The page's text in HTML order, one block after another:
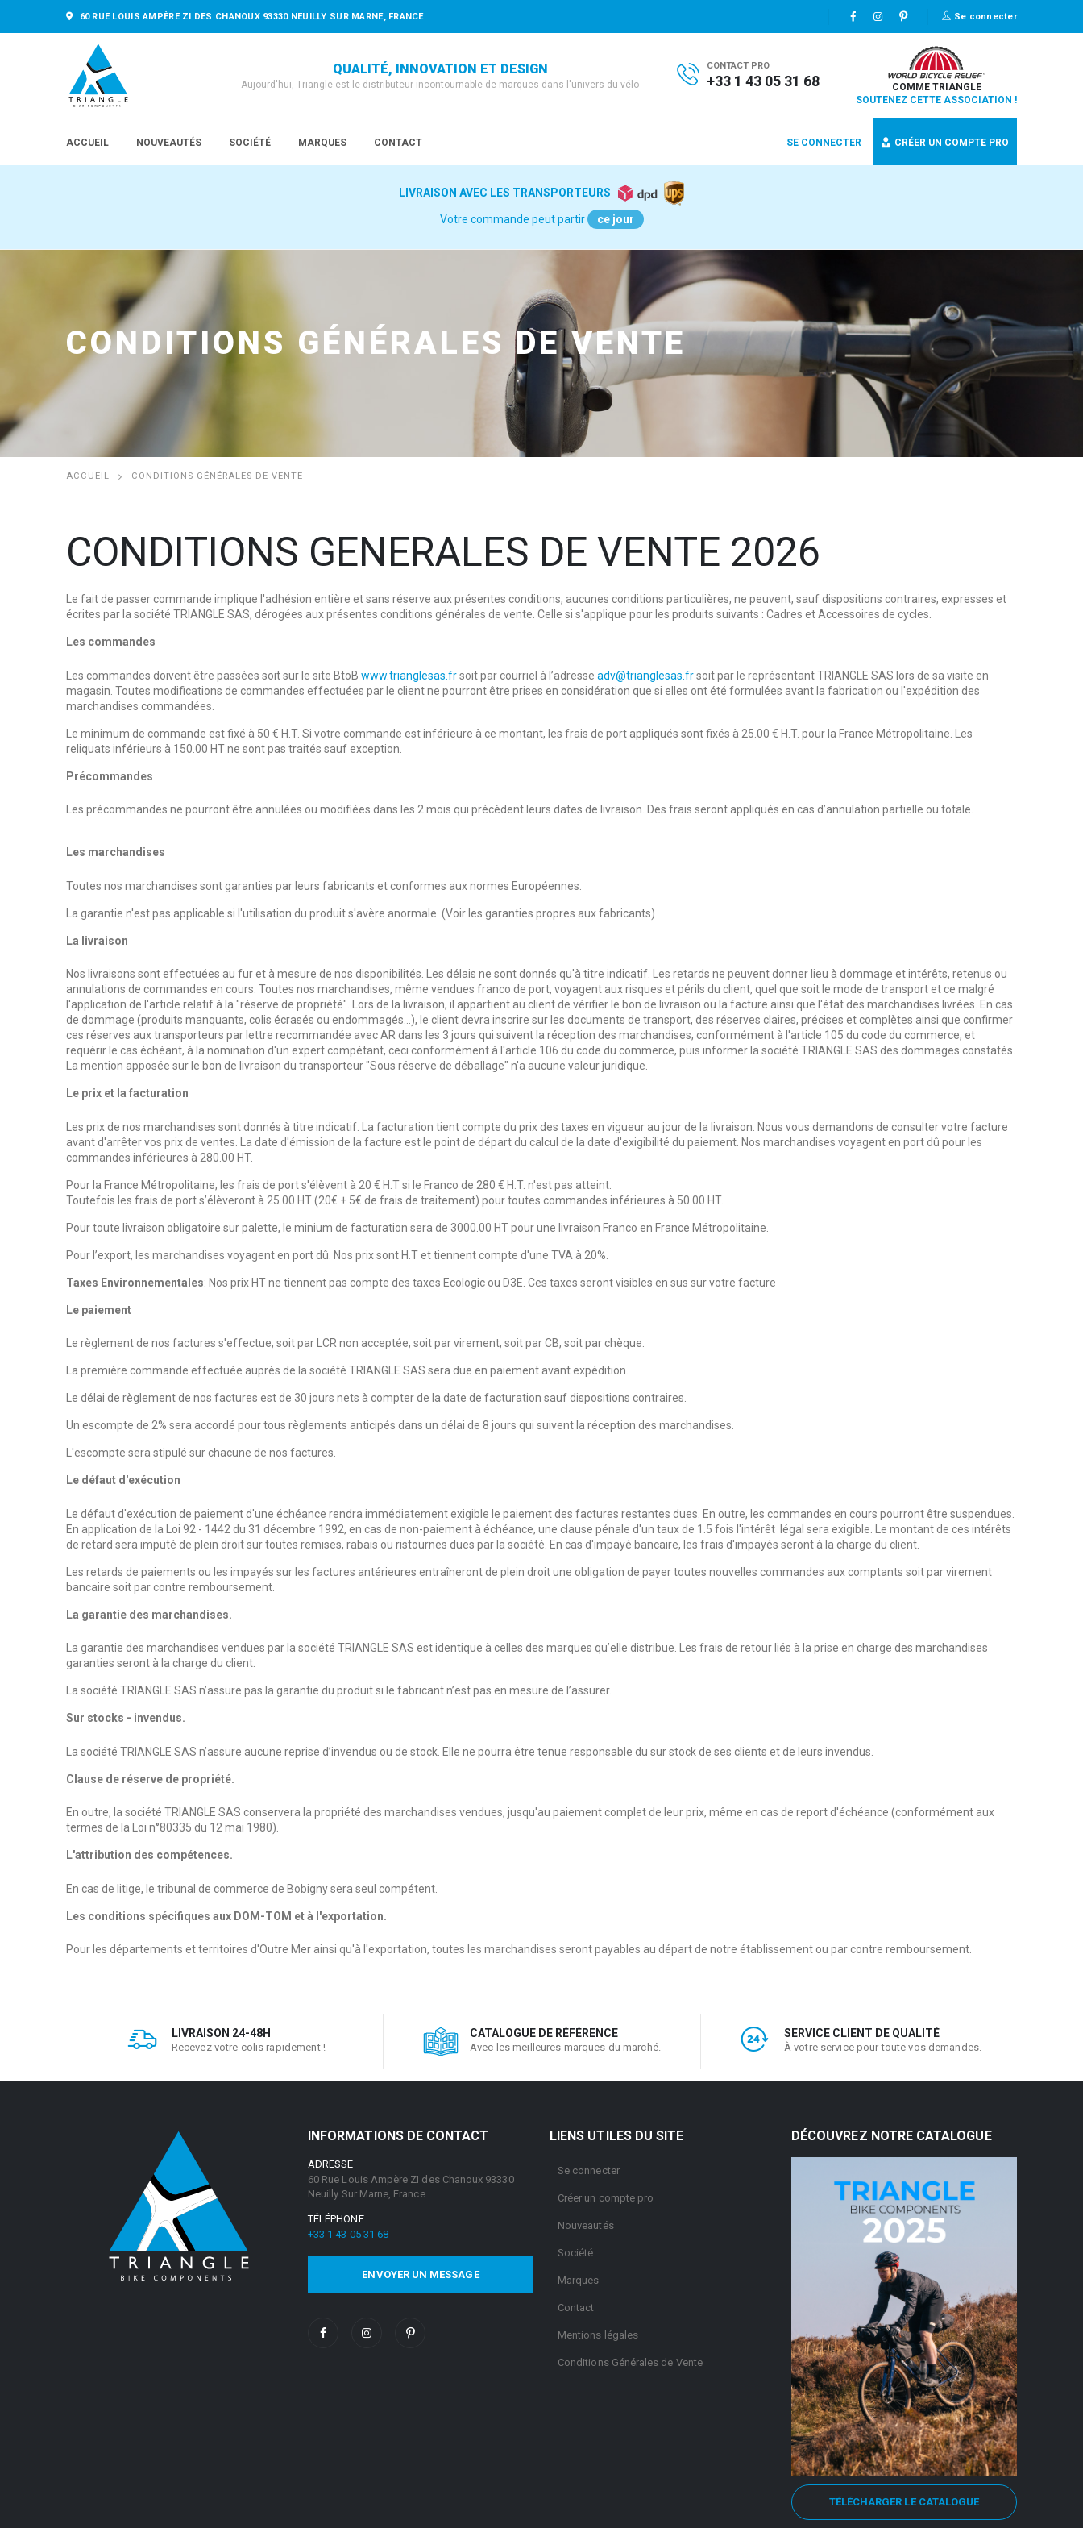
60 RUE LOUIS AMPÈRE ZI DES CHANOUX 93330 NEUILLY SUR MARNE, FRANCE Se connecter
QUALITÉ, INNOVATION ET DESIGN
Aujourd'hui, Triangle est le distributeur incontournable de marques dans l'univers du vélo
CONTACT PRO
+33 1 43 05 31 68
COMME TRIANGLE
SOUTENEZ CETTE ASSOCIATION !
ACCUEIL NOUVEAUTÉS SOCIÉTÉ MARQUES CONTACT SE CONNECTER CRÉER UN COMPTE PRO
LIVRAISON AVEC LES TRANSPORTEURS
Votre commande peut partir ce jour
CONDITIONS GÉNÉRALES DE VENTE
ACCUEIL CONDITIONS GÉNÉRALES DE VENTE
CONDITIONS GENERALES DE VENTE 2026
Le fait de passer commande implique l'adhésion entière et sans réserve aux présentes conditions, aucunes conditions particulières, ne peuvent, sauf dispositions contraires, expresses et
écrites par la société TRIANGLE SAS, dérogées aux présentes conditions générales de vente. Celle si s'applique pour les produits suivants : Cadres et Accessoires de cycles.
Les commandes
Les commandes doivent être passées soit sur le site BtoB www.trianglesas.frsoit par courriel à l’adresse adv@trianglesas.frsoit par le représentant TRIANGLE SAS lors de sa visite en
magasin. Toutes modifications de commandes effectuées par le client ne pourront être prises en considération que si elles ont été formulées avant la fabrication ou l'expédition des
marchandises commandées.
Le minimum de commande est fixé à 50 € H.T. Si votre commande est inférieure à ce montant, les frais de port appliqués sont fixés à 25.00 € H.T. pour la France Métropolitaine. Les
reliquats inférieurs à 150.00 HT ne sont pas traités sauf exception.
Précommandes
Les précommandes ne pourront être annulées ou modifiées dans les 2 mois qui précèdent leurs dates de livraison. Des frais seront appliqués en cas d’annulation partielle ou totale.
Les marchandises
Toutes nos marchandises sont garanties par leurs fabricants et conformes aux normes Européennes.
La garantie n'est pas applicable si l'utilisation du produit s'avère anormale. (Voir les garanties propres aux fabricants)
La livraison
Nos livraisons sont effectuées au fur et à mesure de nos disponibilités. Les délais ne sont donnés qu'à titre indicatif. Les retards ne peuvent donner lieu à dommage et intérêts, retenus ou
annulations de commandes en cours. Toutes nos marchandises, même vendues franco de port, voyagent aux risques et périls du client, quel que soit le mode de transport et ce malgré
l'application de l'article relatif à la "réserve de propriété". Lors de la livraison, il appartient au client de vérifier le bon de livraison ou la facture ainsi que l'état des marchandises livrées. En cas
de dommage (produits manquants, colis écrasés ou endommagés…), le client devra inscrire sur les documents de transport, des réserves claires, précises et complètes ainsi que confirmer
ces réserves aux transporteurs par lettre recommandée avec AR dans les 3 jours qui suivent la réception des marchandises, conformément à l'article 105 du code du commerce, et
requérir le cas échéant, à la nomination d'un expert compétant, ceci conformément à l'article 106 du code du commerce, puis informer la société TRIANGLE SAS des dommages constatés.
La mention apposée sur le bon de livraison du transporteur "Sous réserve de déballage" n'a aucune valeur juridique.
Le prix et la facturation
Les prix de nos marchandises sont donnés à titre indicatif. La facturation tient compte du prix des taxes en vigueur au jour de la livraison. Nous vous demandons de consulter votre facture
avant d'arrêter vos prix de ventes. La date d'émission de la facture est le point de départ du calcul de la date d'exigibilité du paiement. Nos marchandises voyagent en port dû pour les
commandes inférieures à 280.00 HT.
Pour la France Métropolitaine, les frais de port s'élèvent à 20 € H.T si le Franco de 280 € H.T. n'est pas atteint.
Toutefois les frais de port s’élèveront à 25.00 HT (20€ + 5€ de frais de traitement) pour toutes commandes inférieures à 50.00 HT.
Pour toute livraison obligatoire sur palette, le minium de facturation sera de 3000.00 HT pour une livraison Franco en France Métropolitaine.
Pour l’export, les marchandises voyagent en port dû. Nos prix sont H.T et tiennent compte d'une TVA à 20%.
Taxes Environnementales: Nos prix HT ne tiennent pas compte des taxes Ecologic ou D3E. Ces taxes seront visibles en sus sur votre facture
Le paiement
Le règlement de nos factures s'effectue, soit par LCR non acceptée, soit par virement, soit par CB, soit par chèque.
La première commande effectuée auprès de la société TRIANGLE SAS sera due en paiement avant expédition.
Le délai de règlement de nos factures est de 30 jours nets à compter de la date de facturation sauf dispositions contraires.
Un escompte de 2% sera accordé pour tous règlements anticipés dans un délai de 8 jours qui suivent la réception des marchandises.
L'escompte sera stipulé sur chacune de nos factures.
Le défaut d'exécution
Le défaut d'exécution de paiement d'une échéance rendra immédiatement exigible le paiement des factures restantes dues. En outre, les commandes en cours pourront être suspendues.
En application de la Loi 92 - 1442 du 31 décembre 1992, en cas de non-paiement à échéance, une clause pénale d'un taux de 1.5 fois l'intérêt légal sera exigible. Le montant de ces intérêts
de retard sera imputé de plein droit sur toutes remises, rabais ou ristournes dues par la société. En cas d'impayé bancaire, les frais d'impayés seront à la charge du client.
Les retards de paiements ou les impayés sur les factures antérieures entraîneront de plein droit une obligation de payer toutes nouvelles commandes aux comptants soit par virement
bancaire soit par contre remboursement.
La garantie des marchandises.
La garantie des marchandises vendues par la société TRIANGLE SAS est identique à celles des marques qu’elle distribue. Les frais de retour liés à la prise en charge des marchandises
garanties seront à la charge du client.
La société TRIANGLE SAS n’assure pas la garantie du produit si le fabricant n’est pas en mesure de l’assurer.
Sur stocks - invendus.
La société TRIANGLE SAS n’assure aucune reprise d’invendus ou de stock. Elle ne pourra être tenue responsable du sur stock de ses clients et de leurs invendus.
Clause de réserve de propriété.
En outre, la société TRIANGLE SAS conservera la propriété des marchandises vendues, jusqu'au paiement complet de leur prix, même en cas de report d'échéance (conformément aux
termes de la Loi n°80335 du 12 mai 1980).
L'attribution des compétences.
En cas de litige, le tribunal de commerce de Bobigny sera seul compétent.
Les conditions spécifiques aux DOM-TOM et à l'exportation.
Pour les départements et territoires d'Outre Mer ainsi qu'à l'exportation, toutes les marchandises seront payables au départ de notre établissement ou par contre remboursement.
LIVRAISON 24-48H
Recevez votre colis rapidement !
CATALOGUE DE RÉFÉRENCE
Avec les meilleures marques du marché.
SERVICE CLIENT DE QUALITÉ
À votre service pour toute vos demandes.
INFORMATIONS DE CONTACT
ADRESSE
60 Rue Louis Ampère ZI des Chanoux 93330
Neuilly Sur Marne, France
TÉLÉPHONE
+33 1 43 05 31 68
ENVOYER UN MESSAGE
LIENS UTILES DU SITE
Se connecter
Créer un compte pro
Nouveautés
Société
Marques
Contact
Mentions légales
Conditions Générales de Vente
DÉCOUVREZ NOTRE CATALOGUE
TÉLÉCHARGER LE CATALOGUE